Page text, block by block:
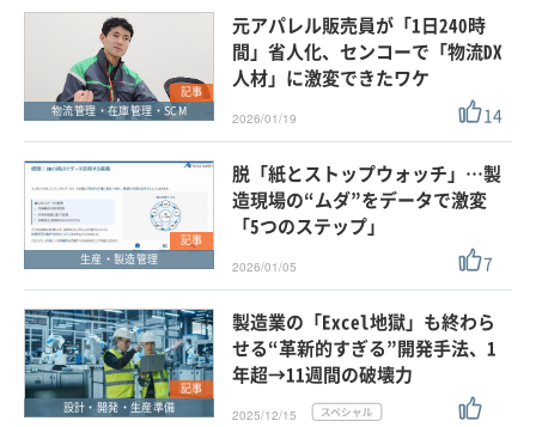
記事
物流管理・在庫管理・SCM
元アパレル販売員が「1日240時
間」省人化、センコーで「物流DX
人材」に激変できたワケ
2026/01/19 14
記事
生産・製造管理
脱「紙とストップウォッチ」…製
造現場の“ムダ”をデータで激変
「5つのステップ」
2026/01/05 7
記事
設計・開発・生産準備
製造業の「Excel地獄」も終わら
せる“革新的すぎる”開発手法、1
年超→11週間の破壊力
2025/12/15